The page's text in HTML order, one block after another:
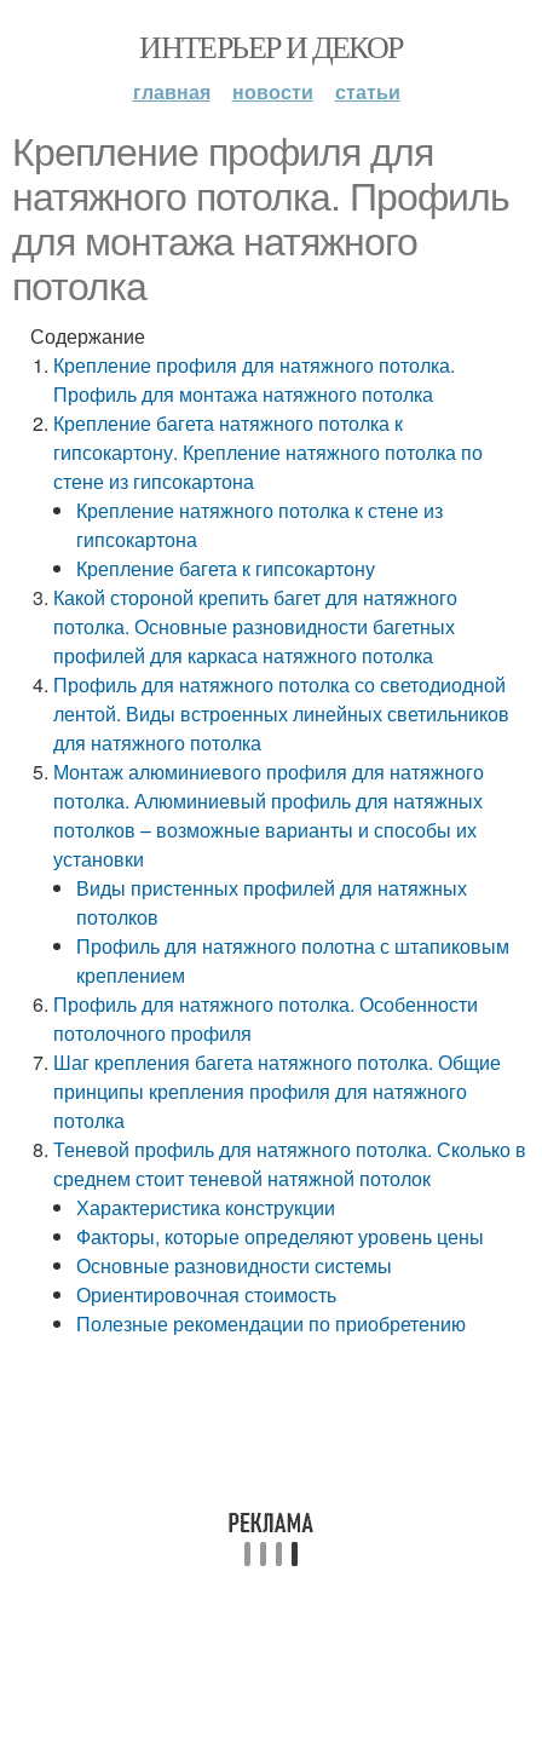
ИНТЕРЬЕР И ДЕКОР
главная новости статьи
Крепление профиля для
натяжного потолка. Профиль
для монтажа натяжного
потолка
Содержание
Крепление профиля для натяжного потолка.
Профиль для монтажа натяжного потолка
Крепление багета натяжного потолка к
гипсокартону. Крепление натяжного потолка по
стене из гипсокартона
Крепление натяжного потолка к стене из
гипсокартона
Крепление багета к гипсокартону
Какой стороной крепить багет для натяжного
потолка. Основные разновидности багетных
профилей для каркаса натяжного потолка
Профиль для натяжного потолка со светодиодной
лентой. Виды встроенных линейных светильников
для натяжного потолка
Монтаж алюминиевого профиля для натяжного
потолка. Алюминиевый профиль для натяжных
потолков – возможные варианты и способы их
установки
Виды пристенных профилей для натяжных
потолков
Профиль для натяжного полотна с штапиковым
креплением
Профиль для натяжного потолка. Особенности
потолочного профиля
Шаг крепления багета натяжного потолка. Общие
принципы крепления профиля для натяжного
потолка
Теневой профиль для натяжного потолка. Сколько в
среднем стоит теневой натяжной потолок
Характеристика конструкции
Факторы, которые определяют уровень цены
Основные разновидности системы
Ориентировочная стоимость
Полезные рекомендации по приобретению